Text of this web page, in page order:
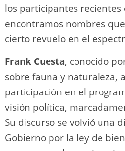
los participantes recientes
encontramos nombres
cierto revuelo en el
Frank Cuesta, conocido
sobre fauna y naturaleza,
participación en el
visión política,
Su discurso se volvió una
Gobierno por la ley de